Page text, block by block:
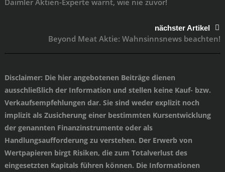
nächster Artikel
Beyond Meat Aktie: Wahnsinnsnews beachten!
Disclaimer: Die hier angebotenen Beiträge dienen
ausschließlich der Information und stellen keine Kauf- bzw.
Verkaufsempfehlungen dar. Sie sind weder explizit noch
implizit als Zusicherung einer bestimmten Kursentwicklung
der genannten Finanzinstrumente oder als
Handlungsaufforderung zu verstehen. Der Erwerb von
Wertpapieren birgt Risiken, die zum Totalverlust des
eingesetzten Kapitals führen können. Die Informationen